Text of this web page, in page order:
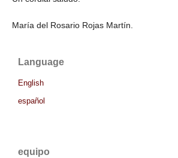
María del Rosario Rojas Martín.
Language
English
español
equipo